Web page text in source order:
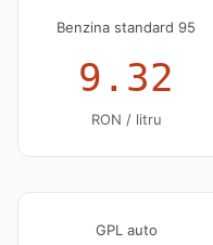
Benzina standard 95
9.32
RON / litru
GPL auto